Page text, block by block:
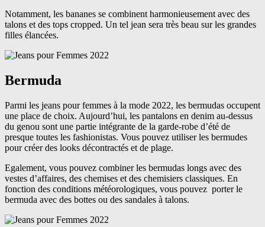
Notamment, les bananes se combinent harmonieusement avec des
talons et des tops cropped. Un tel jean sera très beau sur les grandes
filles élancées.
Bermuda
Parmi les jeans pour femmes à la mode 2022, les bermudas occupent
une place de choix. Aujourd’hui, les pantalons en denim au-dessus
du genou sont une partie intégrante de la garde-robe d’été de
presque toutes les fashionistas. Vous pouvez utiliser les bermudes
pour créer des looks décontractés et de plage.
Egalement, vous pouvez combiner les bermudas longs avec des
vestes d’affaires, des chemises et des chemisiers classiques. En
fonction des conditions météorologiques, vous pouvez porter le
bermuda avec des bottes ou des sandales à talons.